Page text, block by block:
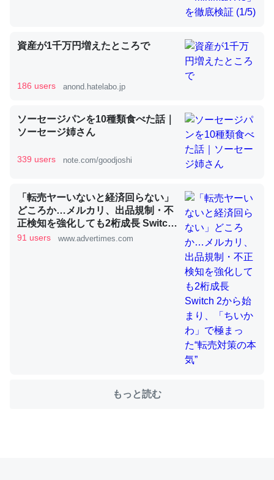
─ニュース :: 【研究発表】昆虫学の大問題＝「昆虫はなぜ海にいな
利だから両方が拮抗してるのでは」とあって面白い。海に
いる鋏角類（カブトガニ・ウミグモ）はカルシウムを使わ
ずキチンを強化してる筈だが、酵素が違うのか？
─ニュース :: 【研究発表】昆虫学の大問題＝「昆虫はなぜ海にいな
いのか」に関する新仮説
これを元に考えるとカルシウムを大量に使う脊椎動物と貝
類は苦労してるんだな…。腹足類だと殻を無くしてナメク
─ニュース :: 【研究発表】昆虫学の大問題＝「昆虫はなぜ海にいな
ちぼちRingも置こうかと画策中。あと、Googleマップで
資産が1千万円増えたところで
186 users anond.hatelabo.jp
ソーセージパンを10種類食べた話｜
ソーセージ姉さん
339 users note.com/goodjoshi
「転売ヤーいないと経済回らない」
どころか…メルカリ、出品規制・不
正検知を強化しても2桁成長 Switch
2から始まり、「ちいかわ」で極ま
91 users www.advertimes.com
もっと読む